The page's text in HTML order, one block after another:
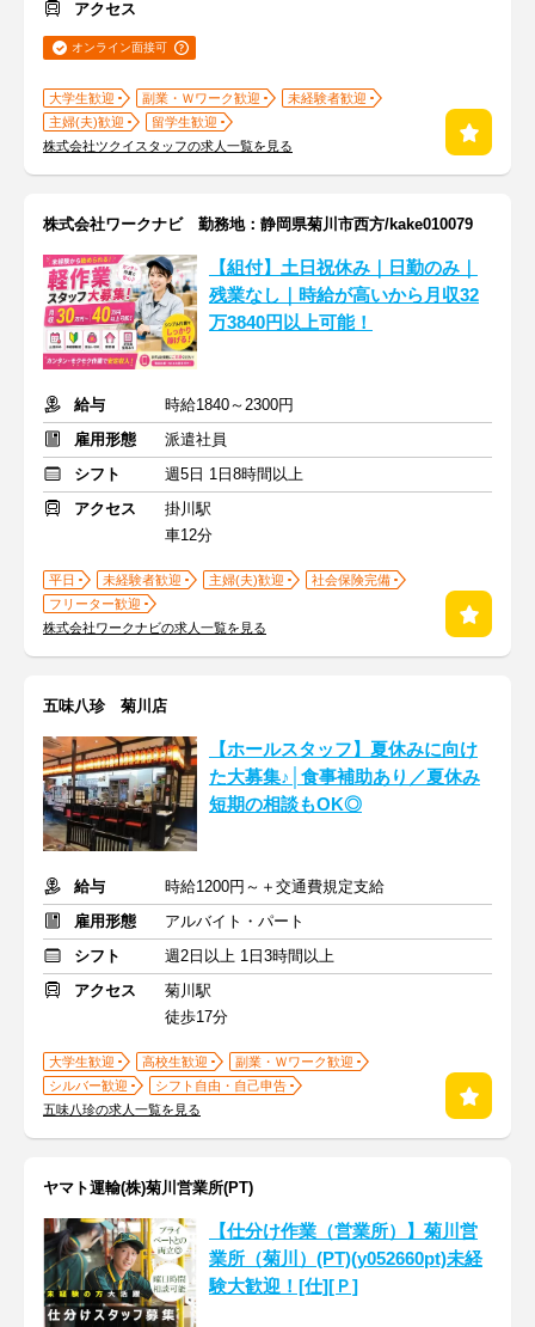
アクセス
オンライン面接可
大学生歓迎 副業・Ｗワーク歓迎
未経験者歓迎
主婦(夫)歓迎
留学生歓迎
株式会社ツクイスタッフの求人一覧を見る
株式会社ワークナビ 勤務地：静岡県菊川市西方/kake010079
【組付】土日祝休み｜日勤のみ｜
残業なし｜時給が高いから月収32
万3840円以上可能！
給与
時給1840～2300円
雇用形態
派遣社員
シフト
週5日 1日8時間以上
アクセス
掛川駅
車12分
平日 未経験者歓迎 主婦(夫)歓迎
社会保険完備
フリーター歓迎
株式会社ワークナビの求人一覧を見る
五味八珍 菊川店
【ホールスタッフ】夏休みに向け
た大募集♪│食事補助あり／夏休み
短期の相談もOK◎
給与
時給1200円～＋交通費規定支給
雇用形態
アルバイト・パート
シフト
週2日以上 1日3時間以上
アクセス
菊川駅
徒歩17分
大学生歓迎 高校生歓迎
副業・Ｗワーク歓迎
シルバー歓迎
シフト自由・自己申告
五味八珍の求人一覧を見る
ヤマト運輸(株)菊川営業所(PT)
【仕分け作業（営業所）】菊川営
業所（菊川）(PT)(y052660pt)未経
験大歓迎！[仕][Ｐ]